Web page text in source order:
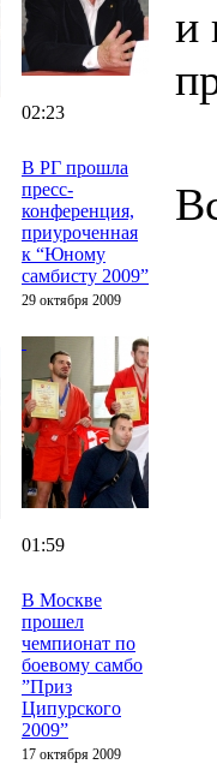
02:23
В РГ прошла
пресс-
конференция,
приуроченная
к “Юному
самбисту 2009”
29 октября 2009
01:59
В Москве
прошел
чемпионат по
боевому самбо
”Приз
Ципурского
2009”
17 октября 2009
и